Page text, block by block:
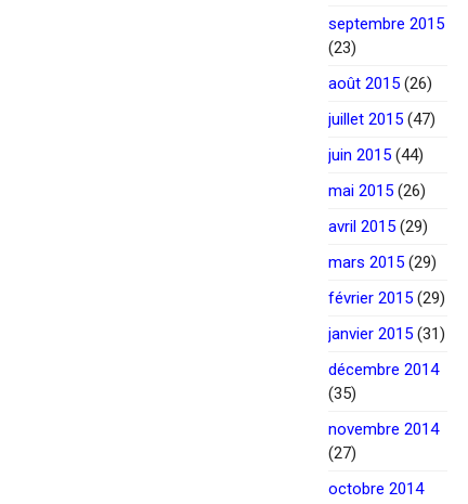
septembre 2015
(23)
août 2015 (26)
juillet 2015 (47)
juin 2015 (44)
mai 2015 (26)
avril 2015 (29)
mars 2015 (29)
février 2015 (29)
janvier 2015 (31)
décembre 2014
(35)
novembre 2014
(27)
octobre 2014